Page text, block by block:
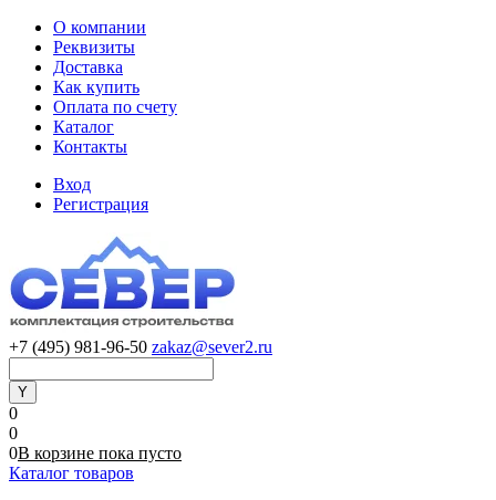
О компании
Реквизиты
Доставка
Как купить
Оплата по счету
Каталог
Контакты
Вход
Регистрация
+7 (495) 981-96-50 zakaz@sever2.ru
0
0
0В корзине пока пусто
Каталог товаров